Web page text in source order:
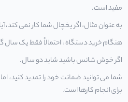
مفید است.
به عنوان مثال، اگر یخچال شما کار نمی کند،
هنگام خرید دستگاه ، احتمالاً فقط یک سال
اگر خوش شانس باشید شاید دو سال.
شما می توانید ضمانت خود را تمدید کنید،
برای انجام کارها است.